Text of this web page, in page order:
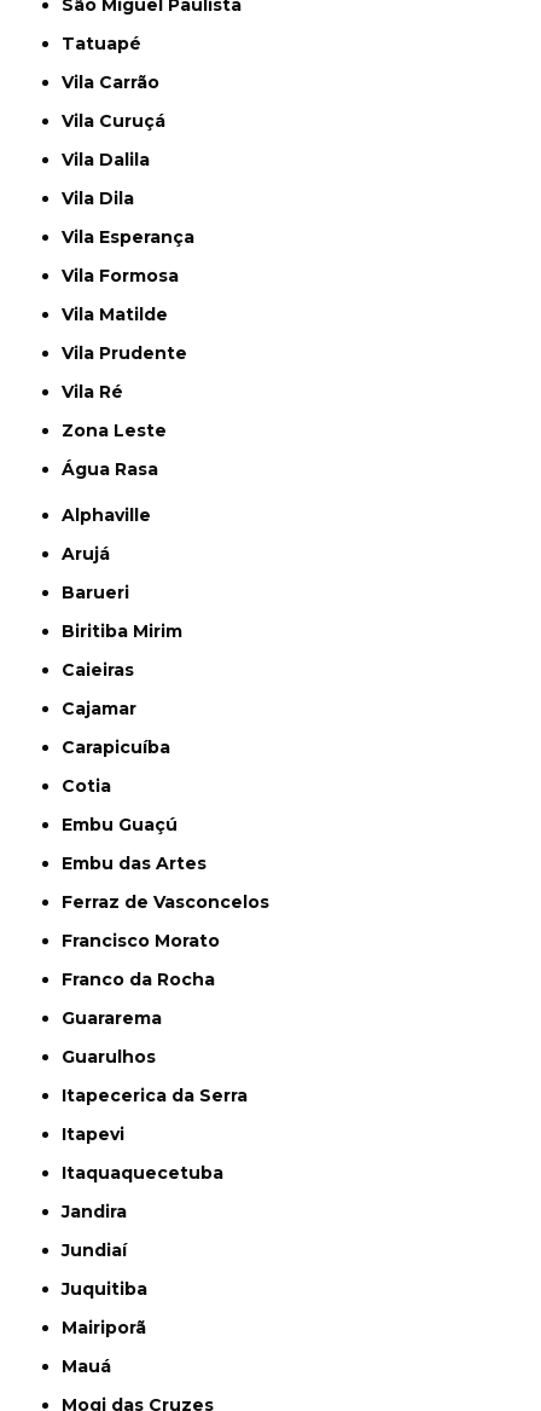
Tatuapé
Vila Carrão
Vila Curuçá
Vila Dalila
Vila Dila
Vila Esperança
Vila Formosa
Vila Matilde
Vila Prudente
Vila Ré
Zona Leste
Água Rasa
Alphaville
Arujá
Barueri
Biritiba Mirim
Caieiras
Cajamar
Carapicuíba
Cotia
Embu Guaçú
Embu das Artes
Ferraz de Vasconcelos
Francisco Morato
Franco da Rocha
Guararema
Guarulhos
Itapecerica da Serra
Itapevi
Itaquaquecetuba
Jandira
Jundiaí
Juquitiba
Mairiporã
Mauá
Mogi das Cruzes